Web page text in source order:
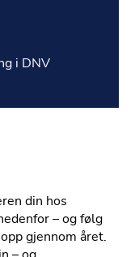
i DNV
din hos
– og følg
gjennom året.